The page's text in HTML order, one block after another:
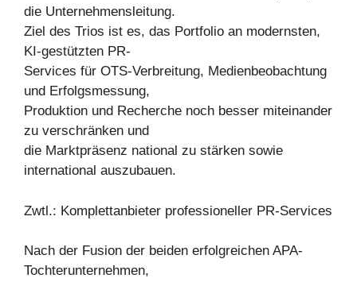
die Unternehmensleitung.
Ziel des Trios ist es, das Portfolio an modernsten,
KI-gestützten PR-
Services für OTS-Verbreitung, Medienbeobachtung
und Erfolgsmessung,
Produktion und Recherche noch besser miteinander
zu verschränken und
die Marktpräsenz national zu stärken sowie
international auszubauen.
Zwtl.: Komplettanbieter professioneller PR-Services
Nach der Fusion der beiden erfolgreichen APA-
Tochterunternehmen,